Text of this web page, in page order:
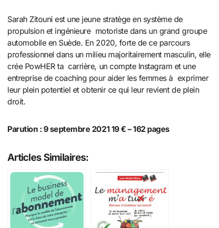
Sarah Zitouni est une jeune stratège en système de
propulsion et ingénieure motoriste dans un grand groupe
automobile en Suède. En 2020, forte de ce parcours
professionnel dans un milieu majoritairement masculin, elle
crée PowHER ta carrière, un compte Instagram et une
entreprise de coaching pour aider les femmes à exprimer
leur plein potentiel et obtenir ce qui leur revient de plein
droit.
Parution : 9 septembre 2021 19 € – 162 pages
Articles Similaires: